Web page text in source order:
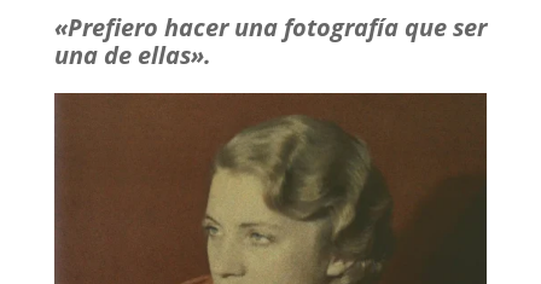
«Prefiero hacer una fotografía que ser
una de ellas».